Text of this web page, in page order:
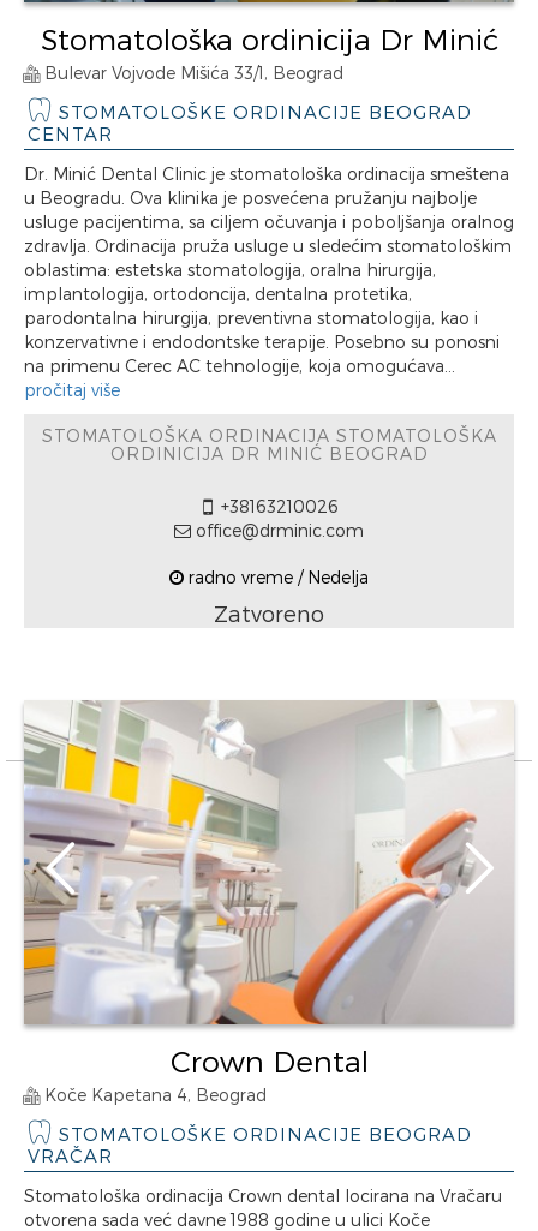
Stomatološka ordinicija Dr Minić
Bulevar Vojvode Mišića 33/1, Beograd
STOMATOLOŠKE ORDINACIJE BEOGRAD
CENTAR
Dr. Minić Dental Clinic je stomatološka ordinacija smeštena
u Beogradu. Ova klinika je posvećena pružanju najbolje
usluge pacijentima, sa ciljem očuvanja i poboljšanja oralnog
zdravlja. Ordinacija pruža usluge u sledećim stomatološkim
oblastima: estetska stomatologija, oralna hirurgija,
implantologija, ortodoncija, dentalna protetika,
parodontalna hirurgija, preventivna stomatologija, kao i
konzervativne i endodontske terapije. Posebno su ponosni
na primenu Cerec AC tehnologije, koja omogućava...
pročitaj više
STOMATOLOŠKA ORDINACIJA STOMATOLOŠKA
ORDINICIJA DR MINIĆ BEOGRAD
+38163210026
office@drminic.com
radno vreme / Nedelja
Zatvoreno
Crown Dental
Koče Kapetana 4, Beograd
STOMATOLOŠKE ORDINACIJE BEOGRAD
VRAČAR
Stomatološka ordinacija Crown dental locirana na Vračaru
otvorena sada već davne 1988 godine u ulici Koče